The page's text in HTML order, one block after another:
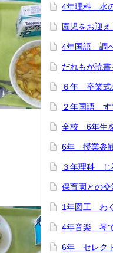
4年理科 水
園児をお迎え
4年国語 調
だれもが読
６年 卒業式
２年国語 す
全校 6年生
6年 授業参
３年理科 じ
保育園との交
1年図工 わ
4年音楽 琴
6年 セレク